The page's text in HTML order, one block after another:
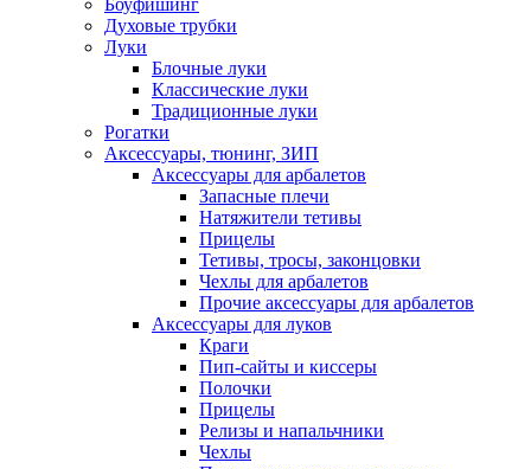
Духовые трубки
Луки
Блочные луки
Классические луки
Традиционные луки
Рогатки
Аксессуары, тюнинг, ЗИП
Аксессуары для арбалетов
Запасные плечи
Натяжители тетивы
Прицелы
Тетивы, тросы, законцовки
Чехлы для арбалетов
Прочие аксессуары для арбалетов
Аксессуары для луков
Краги
Пип-сайты и киссеры
Полочки
Прицелы
Релизы и напальчники
Чехлы